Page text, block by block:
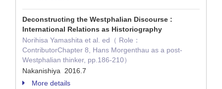
Deconstructing the Westphalian Discourse :
International Relations as Historiography
Norihisa Yamashita et al. ed（ Role：
ContributorChapter 8, Hans Morgenthau as a post-
Westphalian thinker, pp.186-210）
Nakanishiya 2016.7
More details